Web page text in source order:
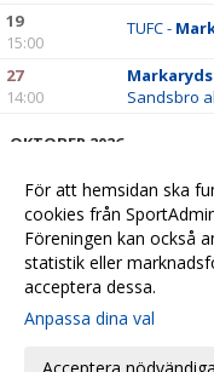
19
15:00
TUFC -
27
14:00
Sandsbro
OKTOBER 2026
13:30
11:00
Vinslöv IF -
inställningar
För att hemsidan ska
cookies från
Föreningen kan också
statistik eller
acceptera dessa.
Anpassa dina val